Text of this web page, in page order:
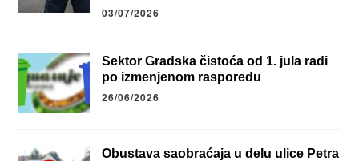
03/07/2026
Sektor Gradska čistoća od 1. jula radi
po izmenjenom rasporedu
26/06/2026
Obustava saobraćaja u delu ulice Petra